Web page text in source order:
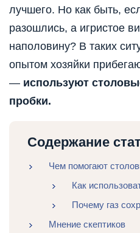
лучшего. Но как быть,
разошлись, а игристое
наполовину? В таких
опытом хозяйки
— используют
пробки.
Содержание
Чем помогают
Как
Почему газ
Мнение скептиков